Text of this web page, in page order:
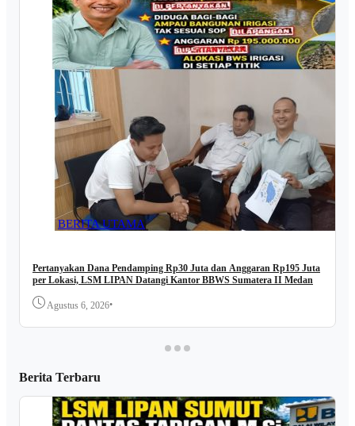
BERITA UTAMA
Pertanyakan Dana Pendamping Rp30 Juta dan Anggaran Rp195 Juta
per Lokasi, LSM LIPAN Datangi Kantor BBWS Sumatera II Medan
Agustus 6, 2026•
Berita Terbaru